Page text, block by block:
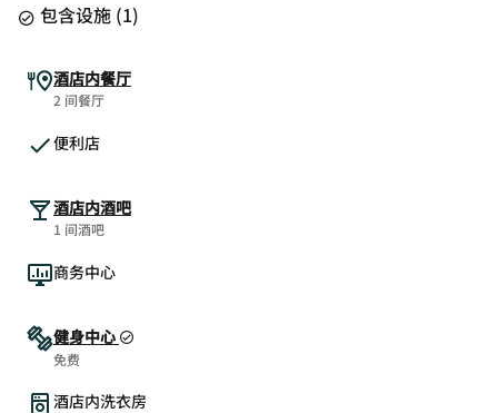
包含设施 (1)
酒店内餐厅
2 间餐厅
便利店
酒店内酒吧
1 间酒吧
商务中心
健身中心
免费
酒店内洗衣房